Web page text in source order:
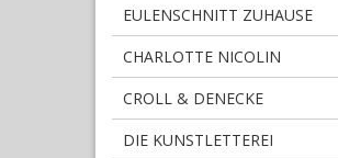
EULENSCHNITT ZUHAUSE
CHARLOTTE NICOLIN
CROLL & DENECKE
DIE KUNSTLETTEREI